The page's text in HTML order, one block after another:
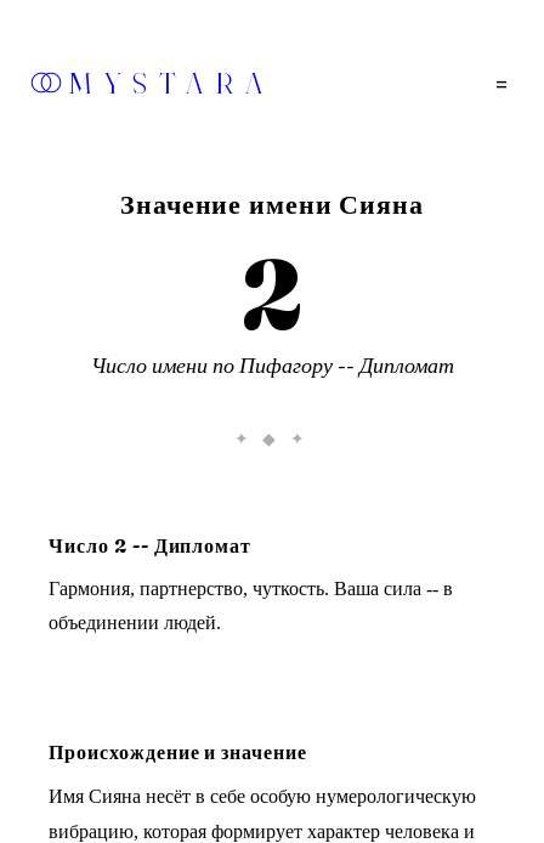
MYSTARA =
Значение имени Сияна
2
Число имени по Пифагору -- Дипломат
✦ ◆ ✦
Число 2 -- Дипломат
Гармония, партнерство, чуткость. Ваша сила -- в
объединении людей.
Происхождение и значение
Имя Сияна несёт в себе особую нумерологическую
вибрацию, которая формирует характер человека и